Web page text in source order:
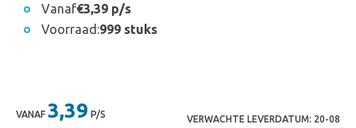
Vanaf€3,39 p/s
Voorraad:999 stuks
VANAF 3,39 P/S VERWACHTE LEVERDATUM: 20-08